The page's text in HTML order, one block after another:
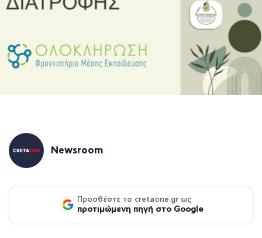
Newsroom
Προσθέστε το cretaone.gr ως
προτιμώμενη πηγή στο Google